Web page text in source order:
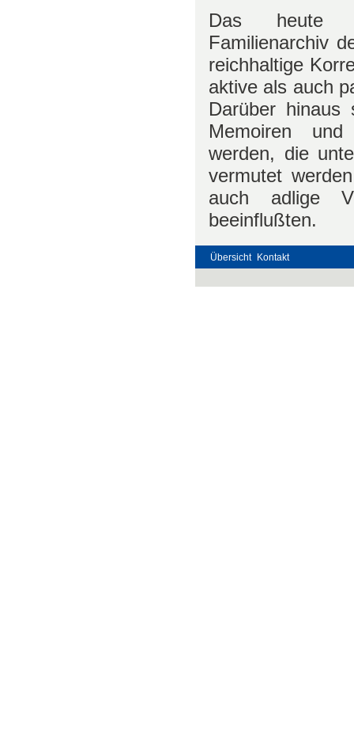
Das heute
Familienarchiv
reichhaltige
aktive als auch
Darüber hinaus
Memoiren und
werden, die
vermutet
auch adlige
beeinflußten.
Übersicht Kontakt